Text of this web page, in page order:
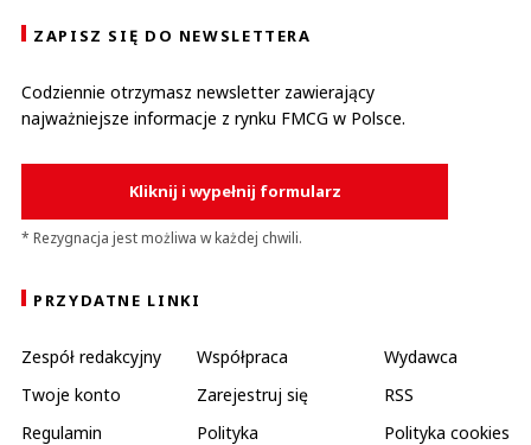
ZAPISZ SIĘ DO NEWSLETTERA
Codziennie otrzymasz newsletter zawierający
najważniejsze informacje z rynku FMCG w Polsce.
Kliknij i wypełnij formularz
* Rezygnacja jest możliwa w każdej chwili.
PRZYDATNE LINKI
Zespół redakcyjny Współpraca
Wydawca
Twoje konto
Zarejestruj się
RSS
Regulamin
Polityka
Polityka cookies